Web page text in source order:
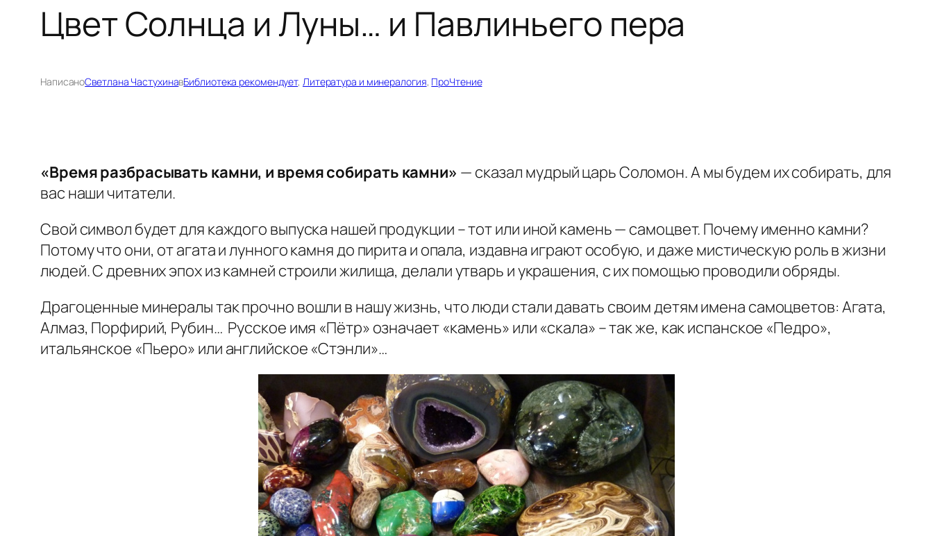
Цвет Солнца и Луны… и Павлиньего пера
НаписаноСветлана ЧастухинавБиблиотека рекомендует, Литература и минералогия, ПроЧтение
«Время разбрасывать камни, и время собирать камни» — сказал мудрый царь Соломон. А мы будем их собирать, для
вас наши читатели.
Свой символ будет для каждого выпуска нашей продукции – тот или иной камень — самоцвет. Почему именно камни?
Потому что они, от агата и лунного камня до пирита и опала, издавна играют особую, и даже мистическую роль в жизни
людей. С древних эпох из камней строили жилища, делали утварь и украшения, с их помощью проводили обряды.
Драгоценные минералы так прочно вошли в нашу жизнь, что люди стали давать своим детям имена самоцветов: Агата,
Алмаз, Порфирий, Рубин… Русское имя «Пётр» означает «камень» или «скала» – так же, как испанское «Педро»,
итальянское «Пьеро» или английское «Стэнли»…